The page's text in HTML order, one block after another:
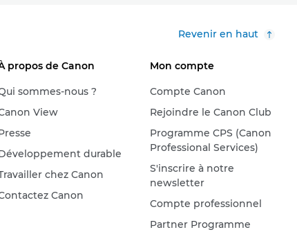
Revenir en haut
propos de Canon
sommes-nous ?
View
durable
chez Canon
Canon
Mon compte
Compte Canon
Rejoindre le Canon Club
Programme CPS (Canon
Professional Services)
S'inscrire à notre
newsletter
Compte professionnel
Partner Programme